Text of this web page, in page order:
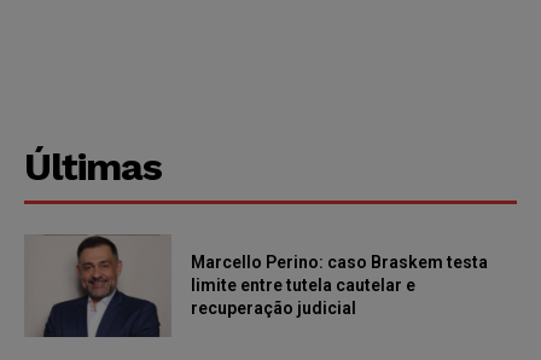
Últimas
Marcello Perino: caso Braskem testa
limite entre tutela cautelar e
recuperação judicial